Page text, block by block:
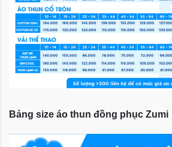
Bảng size áo thun đồng phục Zumi